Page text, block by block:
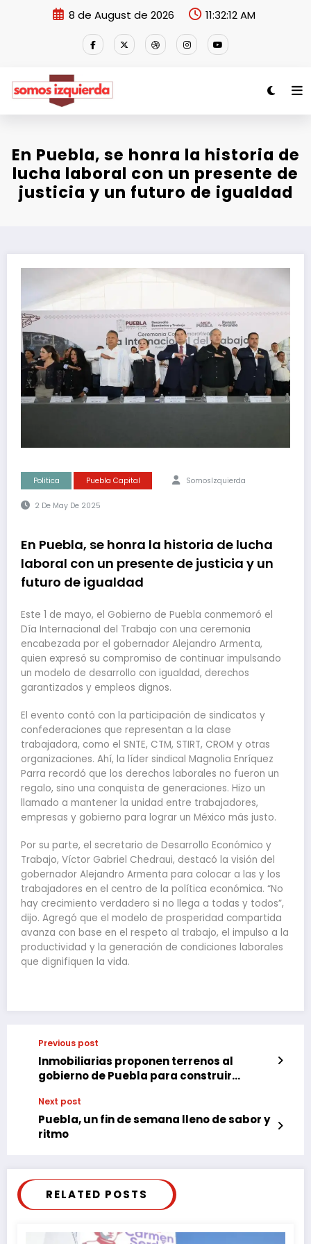
8 de August de 2026 11:32:12 AM
En Puebla, se honra la historia de
lucha laboral con un presente de
justicia y un futuro de igualdad
Politica Puebla Capital SomosIzquierda
2 De May De 2025
En Puebla, se honra la historia de lucha
laboral con un presente de justicia y un
futuro de igualdad
Este 1 de mayo, el Gobierno de Puebla conmemoró el
Día Internacional del Trabajo con una ceremonia
encabezada por el gobernador Alejandro Armenta,
quien expresó su compromiso de continuar impulsando
un modelo de desarrollo con igualdad, derechos
garantizados y empleos dignos.
El evento contó con la participación de sindicatos y
confederaciones que representan a la clase
trabajadora, como el SNTE, CTM, STIRT, CROM y otras
organizaciones. Ahí, la líder sindical Magnolia Enríquez
Parra recordó que los derechos laborales no fueron un
regalo, sino una conquista de generaciones. Hizo un
llamado a mantener la unidad entre trabajadores,
empresas y gobierno para lograr un México más justo.
Por su parte, el secretario de Desarrollo Económico y
Trabajo, Víctor Gabriel Chedraui, destacó la visión del
gobernador Alejandro Armenta para colocar a las y los
trabajadores en el centro de la política económica. “No
hay crecimiento verdadero si no llega a todas y todos”,
dijo. Agregó que el modelo de prosperidad compartida
avanza con base en el respeto al trabajo, el impulso a la
productividad y la generación de condiciones laborales
que dignifiquen la vida.
Previous post
Inmobiliarias proponen terrenos al
gobierno de Puebla para construir
Next post
Puebla, un fin de semana lleno de sabor y
ritmo
RELATED POSTS